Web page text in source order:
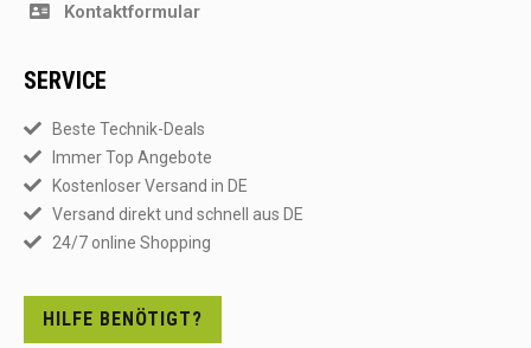
Kontaktformular
SERVICE
Beste Technik-Deals
Immer Top Angebote
Kostenloser Versand in DE
Versand direkt und schnell aus DE
24/7 online Shopping
HILFE BENÖTIGT?